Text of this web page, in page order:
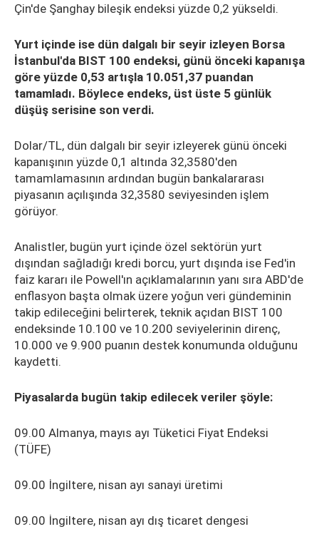
Çin'de Şanghay bileşik endeksi yüzde 0,2 yükseldi.
Yurt içinde ise dün dalgalı bir seyir izleyen Borsa
İstanbul'da BIST 100 endeksi, günü önceki kapanışa
göre yüzde 0,53 artışla 10.051,37 puandan
tamamladı. Böylece endeks, üst üste 5 günlük
düşüş serisine son verdi.
Dolar/TL, dün dalgalı bir seyir izleyerek günü önceki
kapanışının yüzde 0,1 altında 32,3580'den
tamamlamasının ardından bugün bankalararası
piyasanın açılışında 32,3580 seviyesinden işlem
görüyor.
Analistler, bugün yurt içinde özel sektörün yurt
dışından sağladığı kredi borcu, yurt dışında ise Fed'in
faiz kararı ile Powell'ın açıklamalarının yanı sıra ABD'de
enflasyon başta olmak üzere yoğun veri gündeminin
takip edileceğini belirterek, teknik açıdan BIST 100
endeksinde 10.100 ve 10.200 seviyelerinin direnç,
10.000 ve 9.900 puanın destek konumunda olduğunu
kaydetti.
Piyasalarda bugün takip edilecek veriler şöyle:
09.00 Almanya, mayıs ayı Tüketici Fiyat Endeksi
(TÜFE)
09.00 İngiltere, nisan ayı sanayi üretimi
09.00 İngiltere, nisan ayı dış ticaret dengesi